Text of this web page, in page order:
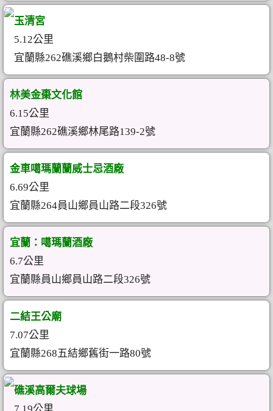
玉清宮
5.12公里
宜蘭縣262礁溪鄉白鵝村柴圍路48-8號
林美金棗文化館
6.15公里
宜蘭縣262礁溪鄉林尾路139-2號
金車噶瑪蘭蘭威士忌酒廠
6.69公里
宜蘭縣264員山鄉員山路二段326號
宜蘭：噶瑪蘭酒廠
6.7公里
宜蘭縣員山鄉員山路二段326號
二結王公廟
7.07公里
宜蘭縣268五結鄉舊街一路80號
礁溪高爾夫球場